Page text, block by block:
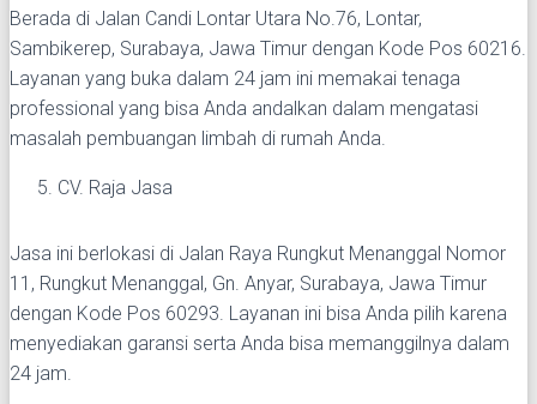
Berada di Jalan Candi Lontar Utara No.76, Lontar,
Sambikerep, Surabaya, Jawa Timur dengan Kode Pos 60216.
Layanan yang buka dalam 24 jam ini memakai tenaga
professional yang bisa Anda andalkan dalam mengatasi
masalah pembuangan limbah di rumah Anda.
CV. Raja Jasa
Jasa ini berlokasi di Jalan Raya Rungkut Menanggal Nomor
11, Rungkut Menanggal, Gn. Anyar, Surabaya, Jawa Timur
dengan Kode Pos 60293. Layanan ini bisa Anda pilih karena
menyediakan garansi serta Anda bisa memanggilnya dalam
24 jam.